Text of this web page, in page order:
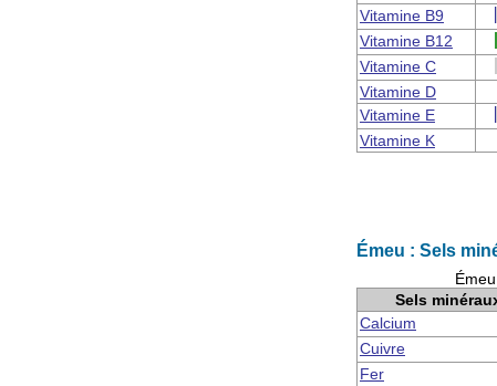
Vitamine B9
Vitamine B12
Vitamine C
Vitamine D
Vitamine E
Vitamine K
Émeu : Sels
Sels
Calcium
Cuivre
Fer